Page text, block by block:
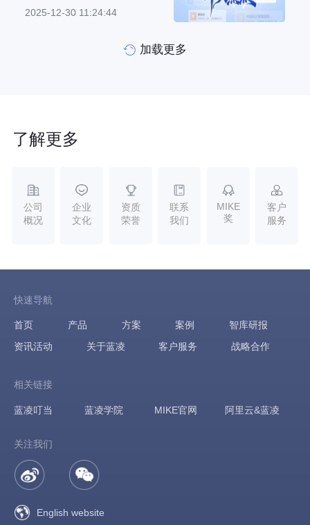
2025-12-30 11:24:44
加载更多
了解更多
公司
概况
企业
文化
资质
荣誉
联系
我们
MIKE
奖
客户
服务
快速导航
首页 产品 方案 案例
智库研报
资讯活动
关于蓝凌 客户服务 战略合作
相关链接
蓝凌叮当 蓝凌学院 MIKE官网 阿里云&蓝凌
关注我们
English website